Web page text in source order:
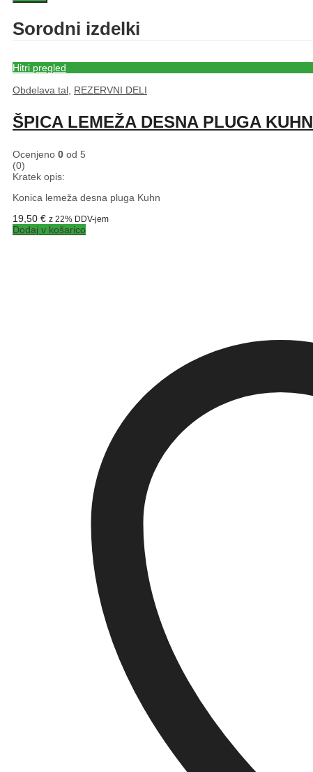
Sorodni izdelki
Hitri pregled
Obdelava tal, REZERVNI DELI
ŠPICA LEMEŽA DESNA PLUGA KUHN
Ocenjeno 0 od 5
(0)
Kratek opis:
Konica lemeža desna pluga Kuhn
19,50 € z 22% DDV-jem
Dodaj v košarico